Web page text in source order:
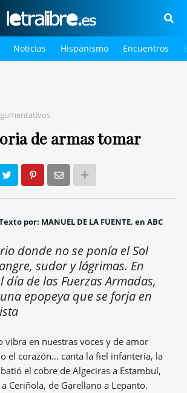
Noticias Hispanismo Encuentros
de armas tomar
por: MANUEL DE LA FUENTE, en ABC
donde no se ponía el Sol
sudor y lágrimas. En
día de las Fuerzas Armadas,
epopeya que se forja en
vibra en nuestras voces y de amor
el corazón… canta la fiel infantería, la
el cobre de Algeciras a Estambul,
Ceriñola, de Garellano a Lepanto.